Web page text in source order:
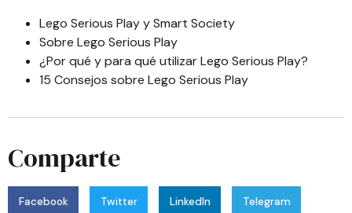
Lego Serious Play y Smart Society
Sobre Lego Serious Play
¿Por qué y para qué utilizar Lego Serious Play?
15 Consejos sobre Lego Serious Play
Comparte
Facebook Twitter LinkedIn Telegram